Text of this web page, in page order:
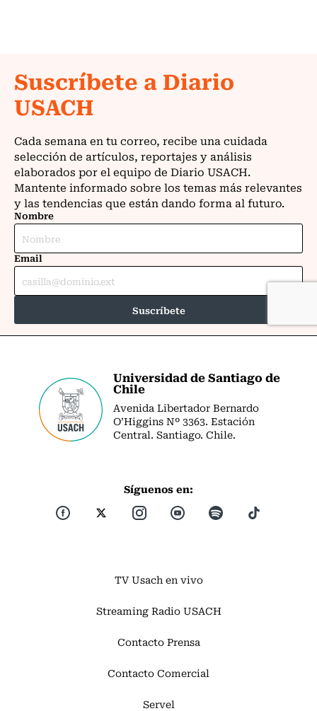
Universidad de Santiago de
Chile
Avenida Libertador Bernardo
O’Higgins Nº 3363. Estación
Central. Santiago. Chile.
Síguenos en:
TV Usach en vivo
Streaming Radio USACH
Contacto Prensa
Contacto Comercial
Servel